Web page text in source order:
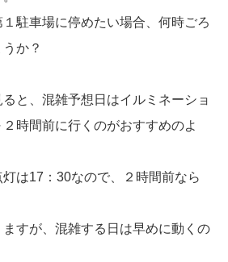
駐車場に停めたい場合、何時ごろ
か？
と、混雑予想日はイルミネーショ
時間前に行くのがおすすめのよ
は17：30なので、２時間前なら
すが、混雑する日は早めに動くの